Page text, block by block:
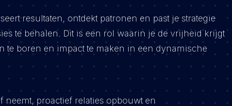
resultaten, ontdekt patronen en past je strategie
te behalen. Dit is een rol waarin je de vrijheid krijgt
te boren en impact te maken in een dynamische
neemt, proactief relaties opbouwt en